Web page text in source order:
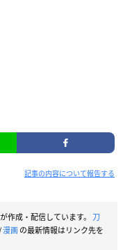
記事の内容について報告する
作成・配信しています。 刀
漫画の最新情報はリンク先を